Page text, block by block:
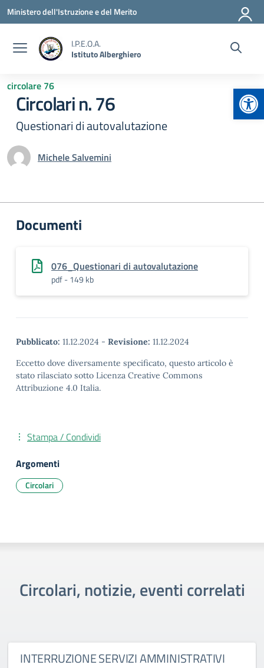
Vai ai contenuti
Vai al menu di navigazione
Vai al footer
Ministero dell'Istruzione e del Merito
I.P.E.O.A.
Istituto Alberghiero
circolare 76
Circolari n. 76
Questionari di autovalutazione
Michele Salvemini
Documenti
076_Questionari di autovalutazione
pdf - 149 kb
Pubblicato: 11.12.2024 - Revisione: 11.12.2024
Eccetto dove diversamente specificato, questo articolo è
stato rilasciato sotto Licenza Creative Commons
Attribuzione 4.0 Italia.
Stampa / Condividi
Argomenti
Circolari
Circolari, notizie, eventi correlati
INTERRUZIONE SERVIZI AMMINISTRATIVI